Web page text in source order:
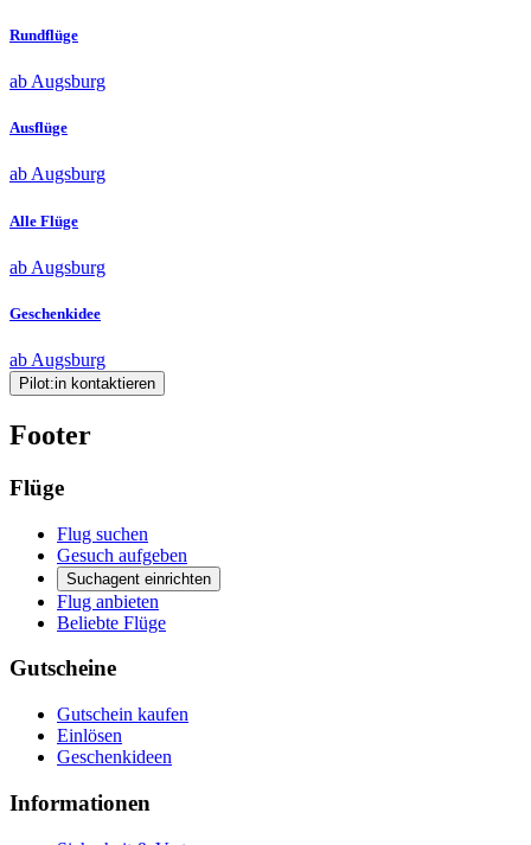
Rundflüge
ab Augsburg
Ausflüge
ab Augsburg
Alle Flüge
ab Augsburg
Geschenkidee
ab Augsburg
Pilot:in kontaktieren
Footer
Flüge
Flug suchen
Gesuch aufgeben
Suchagent einrichten
Flug anbieten
Beliebte Flüge
Gutscheine
Gutschein kaufen
Einlösen
Geschenkideen
Informationen